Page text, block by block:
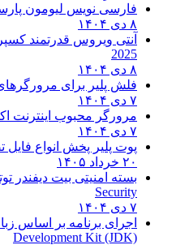
فارسی نویس لیومون پارسی
آنتی ویروس قدرتمند کسپرسکی
فلش پلیر برای مرورگرهای
مرورگر محبوب اینترنت
پوت پلیر پخش انواع فایل
بسته امنیتی بیت دیفندر توتال
Security
اجرای برنامه بر اساس زبان
Development Kit (JDK)